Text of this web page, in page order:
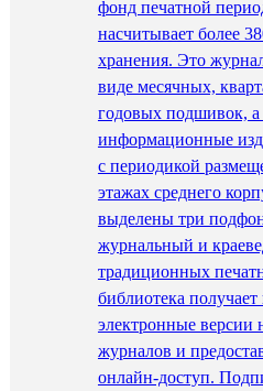
фонд печатной
насчитывает более
хранения. Это
виде месячных,
годовых подшивок, а
информационные
с периодикой
этажах среднего
выделены три
журнальный и
традиционных
библиотека
электронные версии
журналов и
онлайн-доступ.